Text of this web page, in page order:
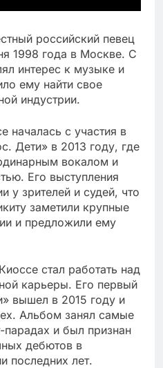
российский певец
1998 года в Москве. С
интерес к музыке и
ему найти свое
индустрии.
началась с участия в
Дети» в 2013 году, где
вокалом и
Его выступления
у зрителей и судей, что
заметили крупные
и предложили ему
стал работать над
карьеры. Его первый
вышел в 2015 году и
Альбом занял самые
парадах и был признан
дебютов в
последних лет.